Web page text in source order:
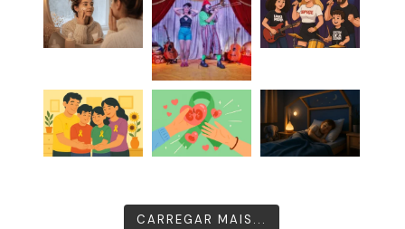
CARREGAR MAIS...